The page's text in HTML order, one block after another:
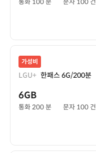
통화 100 분 문자 100 건
가성비
LGU+ 한패스 6G/200분
6GB
통화 200 분 문자 100 건